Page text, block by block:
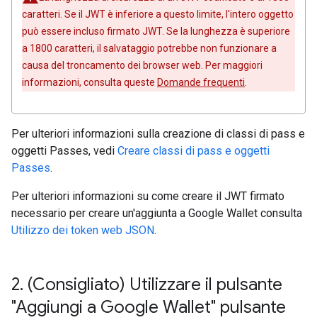
caratteri. Se il JWT è inferiore a questo limite, l'intero oggetto
può essere incluso firmato JWT. Se la lunghezza è superiore
a 1800 caratteri, il salvataggio potrebbe non funzionare a
causa del troncamento dei browser web. Per maggiori
informazioni, consulta queste Domande frequenti
Per ulteriori informazioni sulla creazione di classi di pass e
oggetti Passes, vedi Creare classi di pass e oggetti
Passes.
Per ulteriori informazioni su come creare il JWT firmato
necessario per creare un'aggiunta a Google Wallet consulta
Utilizzo dei token web JSON.
2. (Consigliato) Utilizzare il pulsante
"Aggiungi a Google Wallet" pulsante